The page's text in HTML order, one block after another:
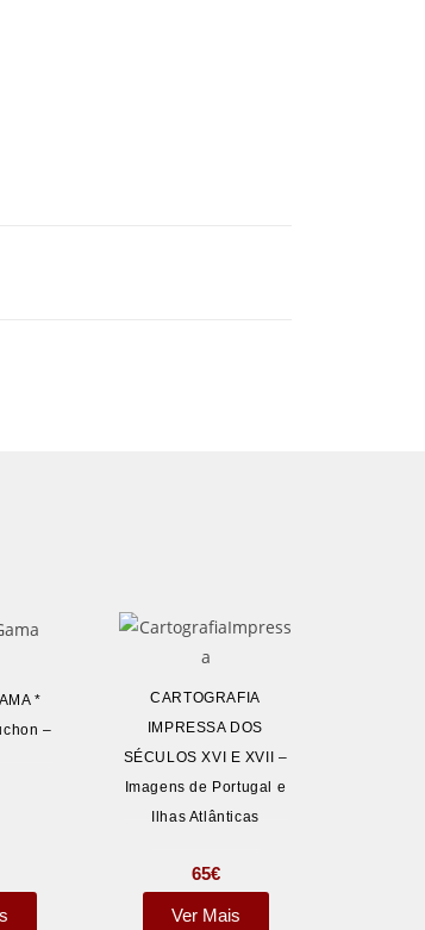
*
–
CARTOGRAFIA
IMPRESSA DOS
SÉCULOS XVI E XVII –
Imagens de Portugal e
Ilhas Atlânticas
65€
Ver Mais